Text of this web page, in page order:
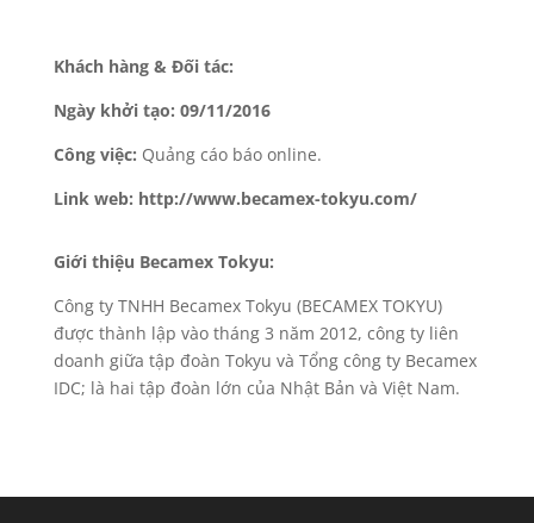
Khách hàng & Đối tác:
Ngày khởi tạo: 09/11/2016
Công việc: Quảng cáo báo online.
Link web: http://www.becamex-tokyu.com/
Giới thiệu Becamex Tokyu:
Công ty TNHH Becamex Tokyu (BECAMEX TOKYU)
được thành lập vào tháng 3 năm 2012, công ty liên
doanh giữa tập đoàn Tokyu và Tổng công ty Becamex
IDC; là hai tập đoàn lớn của Nhật Bản và Việt Nam.